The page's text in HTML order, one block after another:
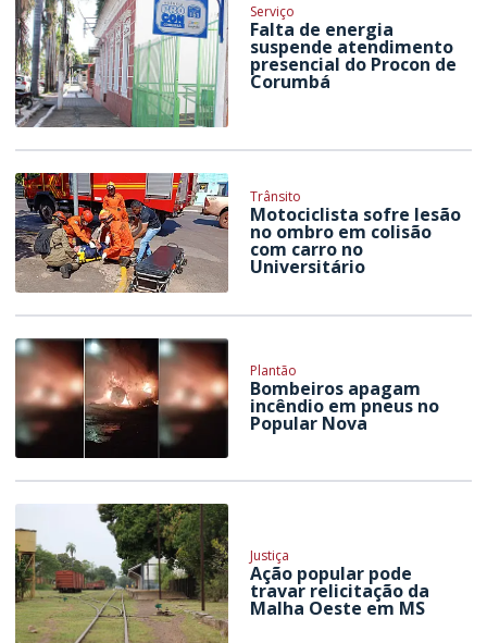
Serviço
Falta de energia
suspende atendimento
presencial do Procon de
Corumbá
Trânsito
Motociclista sofre lesão
no ombro em colisão
com carro no
Universitário
Plantão
Bombeiros apagam
incêndio em pneus no
Popular Nova
Justiça
Ação popular pode
travar relicitação da
Malha Oeste em MS